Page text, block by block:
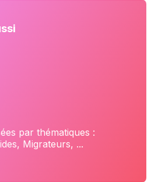
par thématiques :
Migrateurs, ...